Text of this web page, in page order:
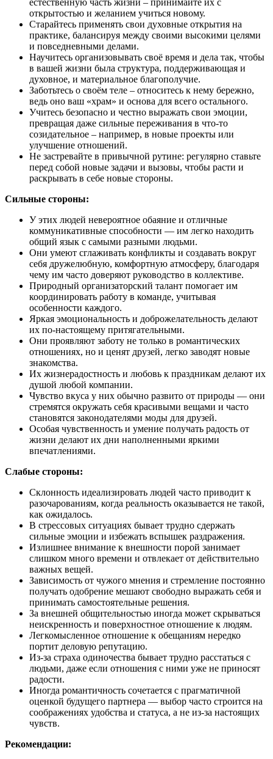
естественную часть жизни – принимайте их с
открытостью и желанием учиться новому.
Старайтесь применять свои духовные открытия на
практике, балансируя между своими высокими целями
и повседневными делами.
Научитесь организовывать своё время и дела так, чтобы
в вашей жизни была структура, поддерживающая и
духовное, и материальное благополучие.
Заботьтесь о своём теле – относитесь к нему бережно,
ведь оно ваш «храм» и основа для всего остального.
Учитесь безопасно и честно выражать свои эмоции,
превращая даже сильные переживания в что-то
созидательное – например, в новые проекты или
улучшение отношений.
Не застревайте в привычной рутине: регулярно ставьте
перед собой новые задачи и вызовы, чтобы расти и
раскрывать в себе новые стороны.
Сильные стороны:
У этих людей невероятное обаяние и отличные
коммуникативные способности — им легко находить
общий язык с самыми разными людьми.
Они умеют сглаживать конфликты и создавать вокруг
себя дружелюбную, комфортную атмосферу, благодаря
чему им часто доверяют руководство в коллективе.
Природный организаторский талант помогает им
координировать работу в команде, учитывая
особенности каждого.
Яркая эмоциональность и доброжелательность делают
их по-настоящему притягательными.
Они проявляют заботу не только в романтических
отношениях, но и ценят друзей, легко заводят новые
знакомства.
Их жизнерадостность и любовь к праздникам делают их
душой любой компании.
Чувство вкуса у них обычно развито от природы — они
стремятся окружать себя красивыми вещами и часто
становятся законодателями моды для друзей.
Особая чувственность и умение получать радость от
жизни делают их дни наполненными яркими
впечатлениями.
Слабые стороны:
Склонность идеализировать людей часто приводит к
разочарованиям, когда реальность оказывается не такой,
как ожидалось.
В стрессовых ситуациях бывает трудно сдержать
сильные эмоции и избежать вспышек раздражения.
Излишнее внимание к внешности порой занимает
слишком много времени и отвлекает от действительно
важных вещей.
Зависимость от чужого мнения и стремление постоянно
получать одобрение мешают свободно выражать себя и
принимать самостоятельные решения.
За внешней общительностью иногда может скрываться
неискренность и поверхностное отношение к людям.
Легкомысленное отношение к обещаниям нередко
портит деловую репутацию.
Из-за страха одиночества бывает трудно расстаться с
людьми, даже если отношения с ними уже не приносят
радости.
Иногда романтичность сочетается с прагматичной
оценкой будущего партнера — выбор часто строится на
соображениях удобства и статуса, а не из-за настоящих
чувств.
Рекомендации: